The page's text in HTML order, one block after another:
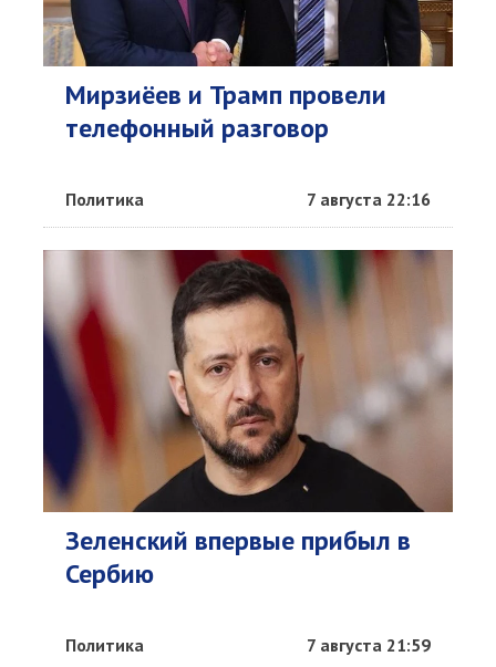
Мирзиёев и Трамп провели
телефонный разговор
Политика 7 августа 22:16
Зеленский впервые прибыл в
Сербию
Политика 7 августа 21:59